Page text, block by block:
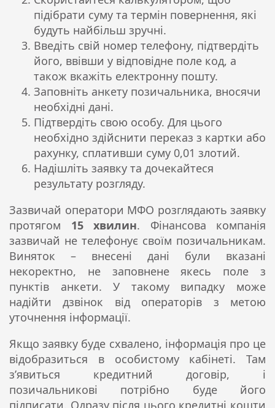
підібрати суму та термін повернення, які
будуть найбільш зручні.
Введіть свій номер телефону, підтвердіть
його, ввівши у відповідне поле код, а
також вкажіть електронну пошту.
Заповніть анкету позичальника, вносячи
необхідні дані.
Підтвердіть свою особу. Для цього
необхідно здійснити переказ з картки або
рахунку, сплативши суму 0,01 злотий.
Надішліть заявку та дочекайтеся
результату розгляду.
Зазвичай оператори МФО розглядають заявку
протягом 15 хвилин. Фінансова компанія
зазвичай не телефонує своїм позичальникам.
Виняток – внесені дані були вказані
некоректно, не заповнене якесь поле з
пунктів анкети. У такому випадку може
надійти дзвінок від операторів з метою
уточнення інформації.
Якщо заявку буде схвалено, інформація про це
відобразиться в особистому кабінеті. Там
з’явиться кредитний договір, і
позичальникові потрібно буде його
підписати. Одразу після цього кредитні кошти